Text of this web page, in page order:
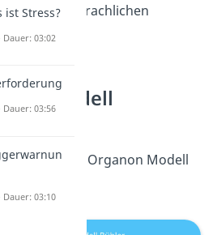
bzw. des sprachlichen
erfüllt.
Modell
wird das Organon Modell
ist Stress?
Dauer: 03:02
Dauer: 03:56
Dauer: 03:10